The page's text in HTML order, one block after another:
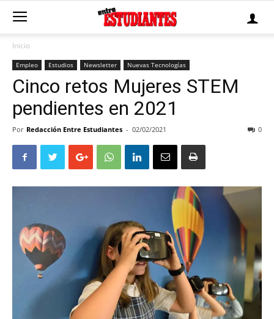
Inicio
Empleo Estudios Newsletter Nuevas Tecnologías
Cinco retos Mujeres STEM
pendientes en 2021
Por Redacción Entre Estudiantes - 02/02/2021 0